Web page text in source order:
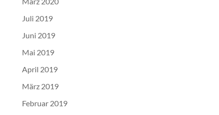
Juli 2019
Juni 2019
Mai 2019
April 2019
März 2019
Februar 2019